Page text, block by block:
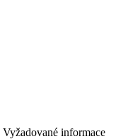
Vyžadované informace